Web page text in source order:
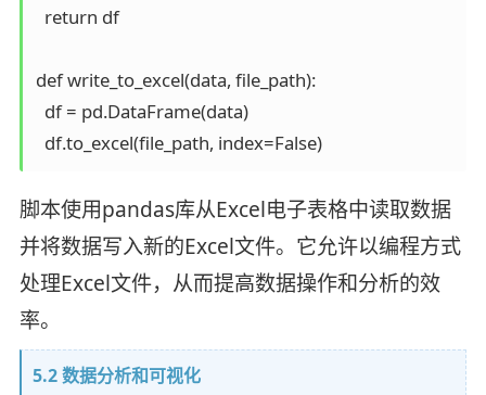
  return df
def write_to_excel(data, file_path):
  df = pd.DataFrame(data)
脚本使用pandas库从Excel电子表格中读取数据
并将数据写入新的Excel文件。它允许以编程方式
处理Excel文件，从而提高数据操作和分析的效
率。
5.2 数据分析和可视化